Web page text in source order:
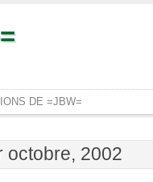
DE =JBW=
octobre, 2002